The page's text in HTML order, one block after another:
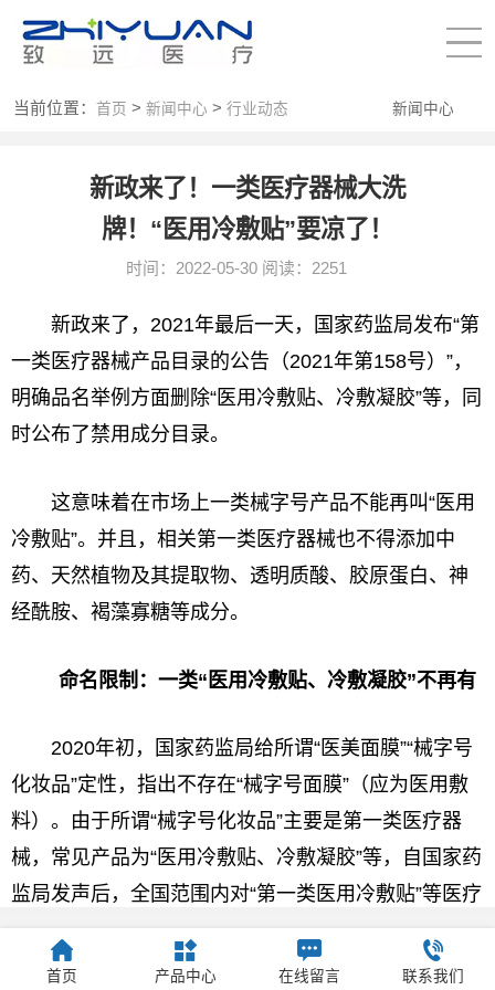
当前位置：首页 >新闻中心 >行业动态 新闻中心
新政来了！一类医疗器械大洗
牌！“医用冷敷贴”要凉了！
时间：2022-05-30 阅读：2251
新政来了，2021年最后一天， 国家药监局发布“第
一类医疗器械产品目录的公告（2021年第158号）”，
明确品名举例方面删除“医用冷敷贴、冷敷凝胶”等，同
时公布了禁用成分目录。
这意味着在市场上一类械字号产品不能再叫“医用
冷敷贴”。并且，相关第一类医疗器械也不得添加中
药、天然植物及其提取物、透明质酸、胶原蛋白、神
经酰胺、褐藻寡糖等成分。
命名限制：一类“医用冷敷贴、冷敷凝胶”不再有
2020年初， 国家药监局给所谓“医美面膜”“械字号
化妆品”定性 ，指出不存在“械字号面膜”（应为医用敷
料）。由于所谓“械字号化妆品”主要是第一类医疗器
械，常见产品为“医用冷敷贴、冷敷凝胶”等，自 国家药
监局发声后，全国范围内对“第一类医用冷敷贴”等医疗
“医用冷敷贴”备案证。
首页 产品中心 在线留言 联系我们